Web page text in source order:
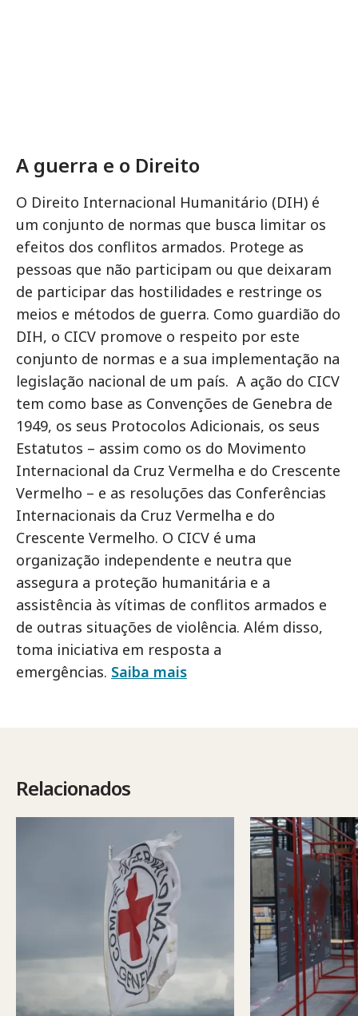
A guerra e o Direito
O Direito Internacional Humanitário (DIH) é
um conjunto de normas que busca limitar os
efeitos dos conflitos armados. Protege as
pessoas que não participam ou que deixaram
de participar das hostilidades e restringe os
meios e métodos de guerra. Como guardião do
DIH, o CICV promove o respeito por este
conjunto de normas e a sua implementação na
legislação nacional de um país. A ação do CICV
tem como base as Convenções de Genebra de
1949, os seus Protocolos Adicionais, os seus
Estatutos – assim como os do Movimento
Internacional da Cruz Vermelha e do Crescente
Vermelho – e as resoluções das Conferências
Internacionais da Cruz Vermelha e do
Crescente Vermelho. O CICV é uma
organização independente e neutra que
assegura a proteção humanitária e a
assistência às vítimas de conflitos armados e
de outras situações de violência. Além disso,
toma iniciativa em resposta a
emergências. Saiba mais
Relacionados